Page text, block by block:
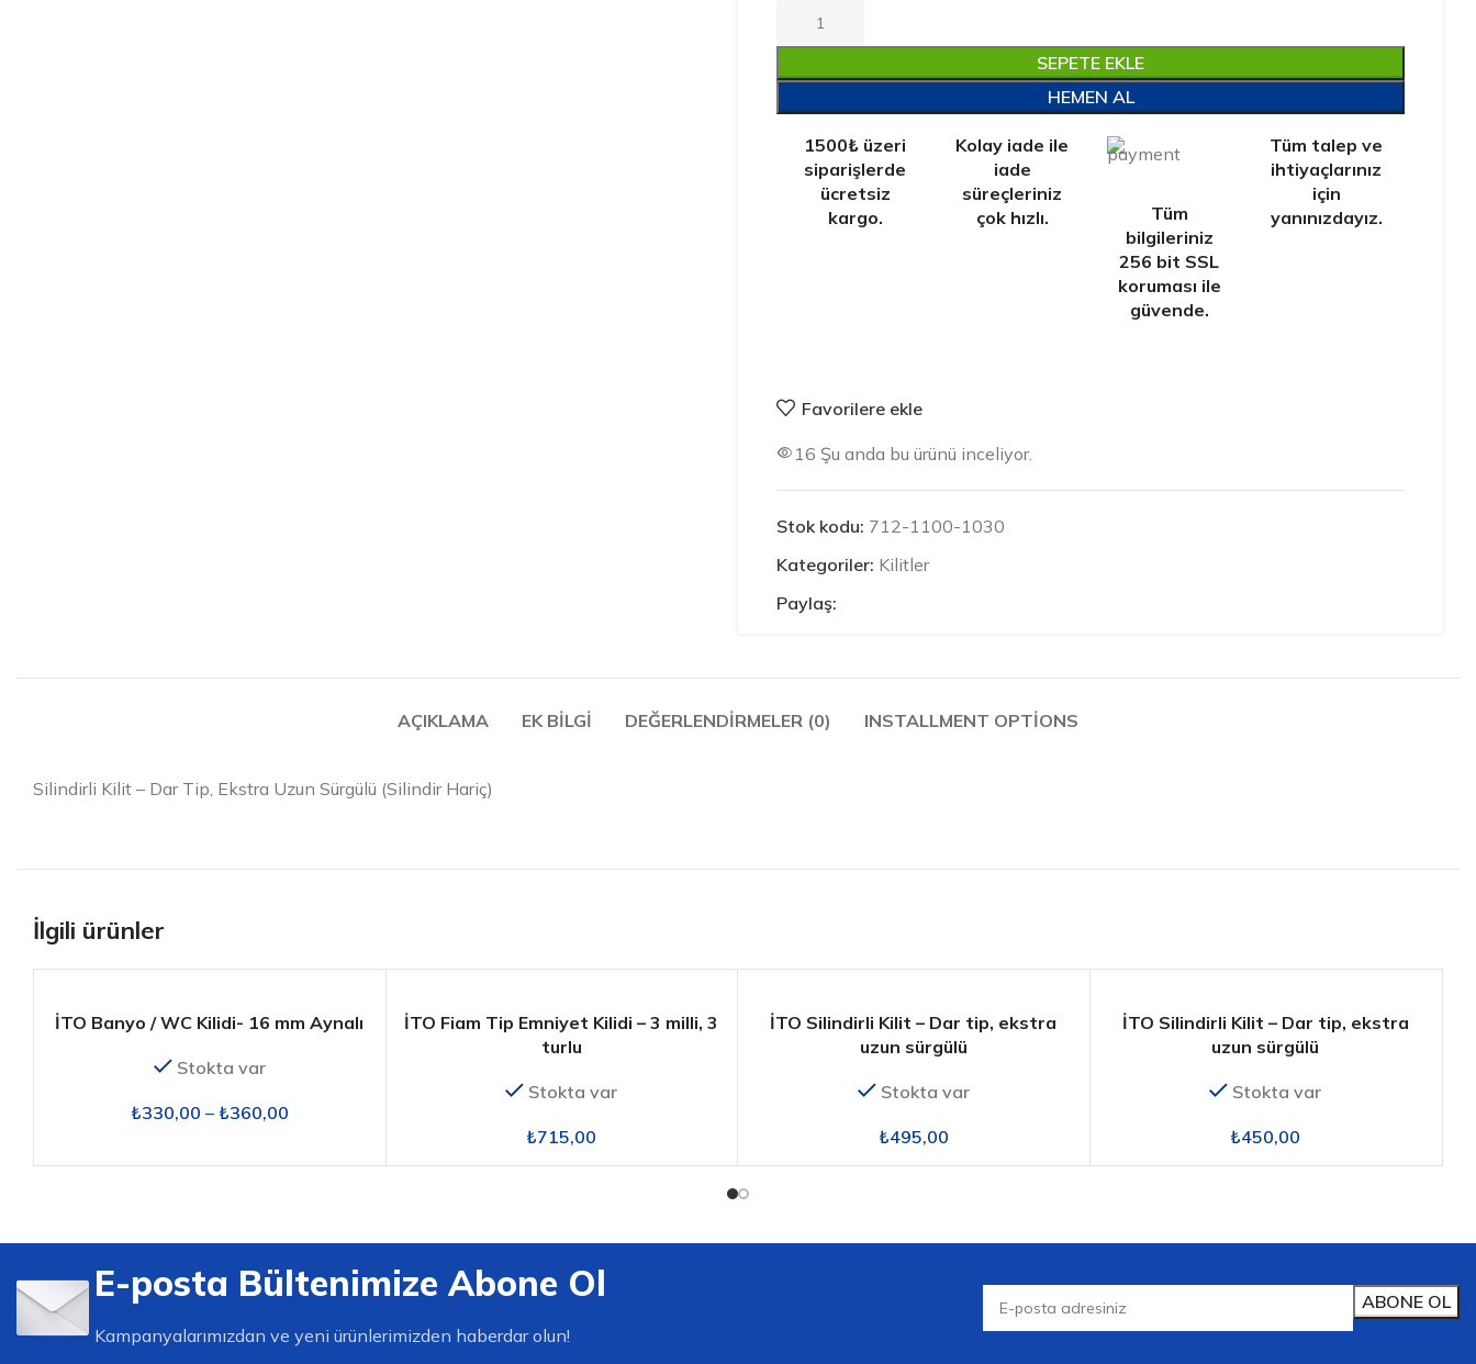
SEPETE EKLE
HEMEN AL
1500₺ üzeri
siparişlerde
ücretsiz
kargo.
Kolay iade ile
iade
süreçleriniz
çok hızlı.
Tüm
bilgileriniz
256 bit SSL
koruması ile
güvende.
Tüm talep ve
ihtiyaçlarınız
için
yanınızdayız.
Favorilere ekle
16 Şu anda bu ürünü inceliyor.
Stok kodu: 712-1100-1030
Kategoriler: Kilitler
Paylaş:
AÇIKLAMA EK BILGI DEĞERLENDIRMELER (0) INSTALLMENT OPTIONS
Silindirli Kilit – Dar Tip, Ekstra Uzun Sürgülü (Silindir Hariç)
İlgili ürünler
İTO Banyo / WC Kilidi- 16 mm Aynalı
Stokta var
₺330,00 – ₺360,00
İTO Fiam Tip Emniyet Kilidi – 3 milli, 3
turlu
Stokta var
₺715,00
İTO Silindirli Kilit – Dar tip, ekstra
uzun sürgülü
Stokta var
₺495,00
İTO Silindirli Kilit – Dar tip, ekstra
uzun sürgülü
Stokta var
₺450,00
E-posta Bültenimize Abone Ol
Kampanyalarımızdan ve yeni ürünlerimizden haberdar olun!